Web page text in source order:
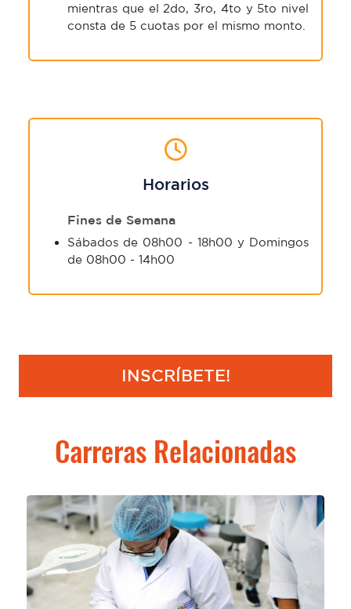
mientras que el 2do, 3ro, 4to y 5to nivel
consta de 5 cuotas por el mismo monto.
Horarios
Fines de Semana
Sábados de 08h00 - 18h00 y Domingos
de 08h00 - 14h00
INSCRÍBETE!
Carreras Relacionadas